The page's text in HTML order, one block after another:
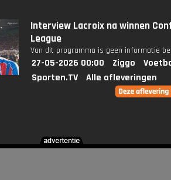
Interview Lacroix na winnen
League
Van dit programma is geen informatie
27-05-2026 00:00 Ziggo
Sporten.TV
Alle afleveringen